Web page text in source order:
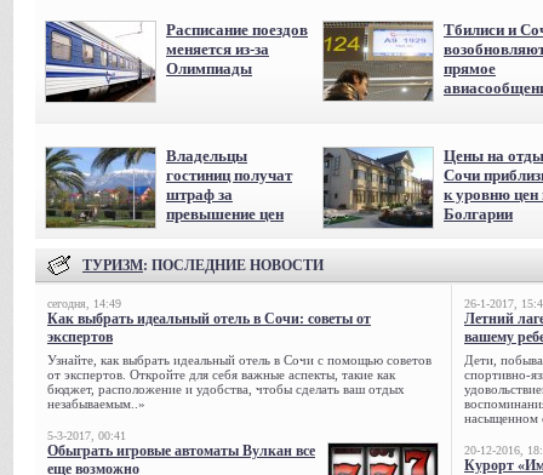
Расписание поездов
меняется из-за
Олимпиады
Тбилиси и
прямое
Владельцы
гостиниц получат
штраф за
превышение цен
Цены на
Сочи
к уровню цен
Болгарии
ТУРИЗМ: ПОСЛЕДНИЕ НОВОСТИ
сегодня, 14:49
Как выбрать идеальный отель в Сочи: советы от
экспертов
Узнайте, как выбрать идеальный отель в Сочи с помощью советов
от экспертов. Откройте для себя важные аспекты, такие как
бюджет, расположение и удобства, чтобы сделать ваш отдых
незабываемым..»
5-3-2017, 00:41
Обыграть игровые автоматы Вулкан все
еще возможно
26-1-2017,
Летний
вашему
Дети,
спортивно-
насыщенном
20-12-2016,
Курорт